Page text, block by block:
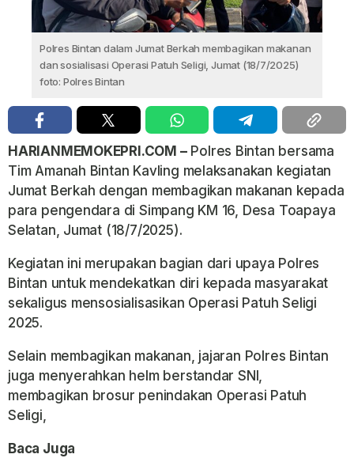
Polres Bintan dalam Jumat Berkah membagikan makanan
dan sosialisasi Operasi Patuh Seligi, Jumat (18/7/2025)
foto: Polres Bintan
HARIANMEMOKEPRI.COM –Polres Bintan bersama
Tim Amanah Bintan Kavling melaksanakan kegiatan
Jumat Berkah dengan membagikan makanan kepada
para pengendara di Simpang KM 16, Desa Toapaya
Selatan, Jumat (18/7/2025).
Kegiatan ini merupakan bagian dari upaya Polres
Bintan untuk mendekatkan diri kepada masyarakat
sekaligus mensosialisasikan Operasi Patuh Seligi
2025.
Selain membagikan makanan, jajaran Polres Bintan
juga menyerahkan helm berstandar SNI,
membagikan brosur penindakan Operasi Patuh
Seligi,
Baca Juga